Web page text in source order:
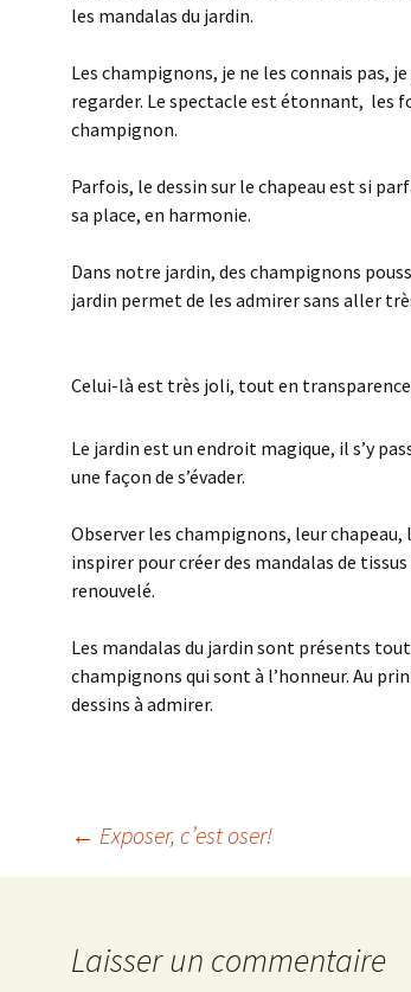
les mandalas du jardin.
Les champignons, je ne les connais pas,
regarder. Le spectacle est étonnant, les
champignon.
Parfois, le dessin sur le chapeau est si
sa place, en harmonie.
Dans notre jardin, des champignons
jardin permet de les admirer sans aller
Celui-là est très joli, tout en
Le jardin est un endroit magique, il s’y
une façon de s’évader.
Observer les champignons, leur chapeau,
inspirer pour créer des mandalas de
renouvelé.
Les mandalas du jardin sont présents
champignons qui sont à l’honneur. Au
dessins à admirer.
← Exposer, c’est oser!
Laisser un commentaire